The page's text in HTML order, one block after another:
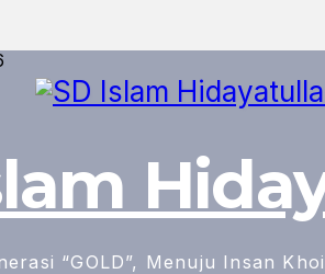
“GOLD”, Menuju Insan